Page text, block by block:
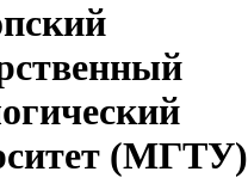
(МГТУ)